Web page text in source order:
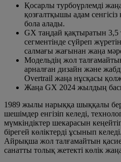
Қосарлы турбоүрлемді
қозғалтқышы адам
бола алады.
GX таңдай қақтыратын 3,5
сегментінде сүйреп
салмағы жағынан жаңа мәре
Модельдің жол
арналған дизайн және
Overtrail жаңа нұсқасы
Жаңа GX 2024 жылдың
1989 жылы нарыққа шыққалы
шешімдер енгізіп келеді,
мүмкіндіктер шекарасын
бірегей көліктерді ұсынып
Айрықша жол талғамайтын
санатты толық жетекті көлік